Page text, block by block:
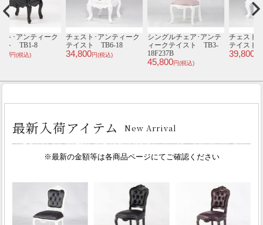
チェスト･アンティーク
テイスト TB1-18
39,800
チェスト･アンティーク
テイスト TB5-18
46,800
カウンターチェア･アン
ティークテイスト
32,800